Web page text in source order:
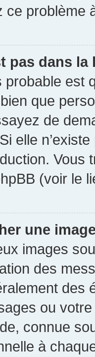
ce problème
pas dans la
est
que
de
elle
Vous
(voir le
une
images
des
des
ou
connue
à